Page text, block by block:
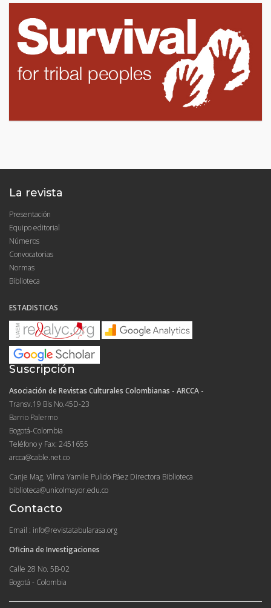
La revista
Presentación
Equipo editorial
Números
Convocatorias
Normas
Biblioteca
ESTADISTICAS
Suscripción
Asociación de Revistas Culturales Colombianas - ARCCA -
Transv.19 Bis No.45D-23
Barrio Palermo
Bogotá-Colombia
Teléfono y Fax: 2451655
arcca@cable.net.co
Canje Mag. Vilma Yamile Pulido Páez Directora Biblioteca
biblioteca@unicolmayor.edu.co
Contacto
Email : info@revistatabularasa.org
Oficina de Investigaciones
Calle 28 No. 5B-02
Bogotá - Colombia